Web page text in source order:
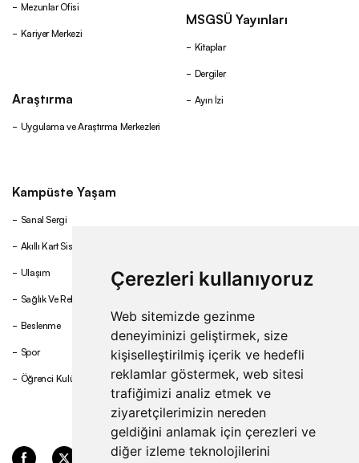
Çerezleri kullanıyoruz
Web sitemizde gezinme
deneyiminizi geliştirmek, size
kişiselleştirilmiş içerik ve hedefli
reklamlar göstermek, web sitesi
trafiğimizi analiz etmek ve
ziyaretçilerimizin nereden
geldiğini anlamak için çerezleri ve
diğer izleme teknolojilerini
Mezunlar Ofisi
Kariyer Merkezi
Araştırma
Uygulama ve Araştırma Merkezleri
MSGSÜ Yayınları
Kitaplar
Dergiler
Ayın İzi
Kampüste Yaşam
Sanal Sergi
Akıllı Kart Sistemi
Ulaşım
Sağlık Ve Rehberlik
Beslenme
Spor
Öğrenci Kulüpleri